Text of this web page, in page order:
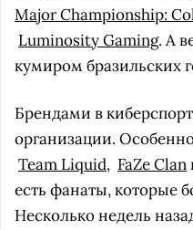
Major Championship:
Luminosity Gaming. А
кумиром бразильских
Брендами в
организации.
Team Liquid, FaZe Clan
есть фанаты, которые
Несколько недель